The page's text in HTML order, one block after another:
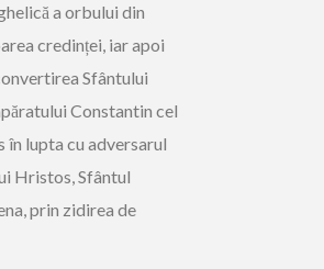
a orbului din
credinței, iar apoi
Sfântului
Constantin cel
în lupta cu adversarul
Hristos, Sfântul
prin zidirea de